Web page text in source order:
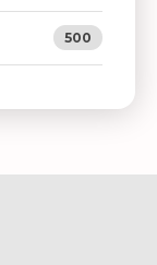
500